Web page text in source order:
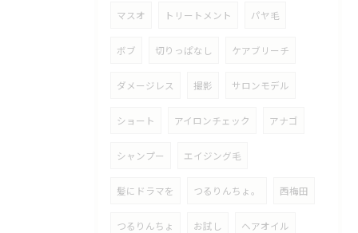
マスオ トリートメント パヤ毛
ボブ 切りっぱなし ケアブリーチ
ダメージレス 撮影 サロンモデル
ショート アイロンチェック アナゴ
シャンプー エイジング毛
髪にドラマを つるりんちょ。 西梅田
つるりんちょ お試し ヘアオイル